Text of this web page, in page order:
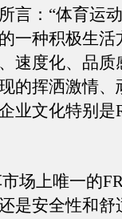
：“体育运
一种积极生活
速度化、品质
的挥洒激情、
业文化特别是
上唯一的
是安全性和舒